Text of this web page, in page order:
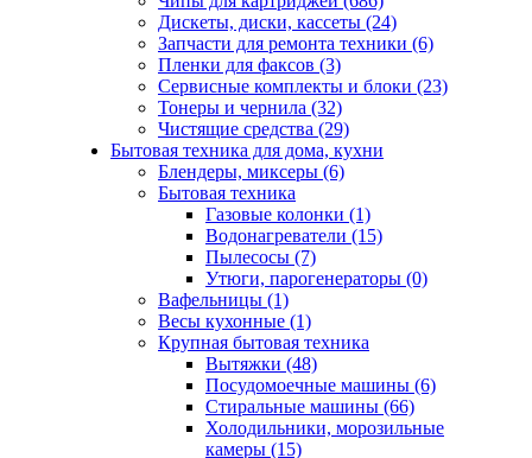
Дискеты, диски, кассеты (24)
Запчасти для ремонта техники (6)
Пленки для факсов (3)
Сервисные комплекты и блоки (23)
Тонеры и чернила (32)
Чистящие средства (29)
Бытовая техника для дома, кухни
Блендеры, миксеры (6)
Бытовая техника
Газовые колонки (1)
Водонагреватели (15)
Пылесосы (7)
Утюги, парогенераторы (0)
Вафельницы (1)
Весы кухонные (1)
Крупная бытовая техника
Вытяжки (48)
Посудомоечные машины (6)
Стиральные машины (66)
Холодильники, морозильные
камеры (15)